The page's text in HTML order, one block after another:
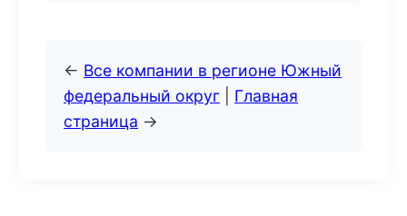
← Все компании в регионе Южный
федеральный округ
Главная
страница →